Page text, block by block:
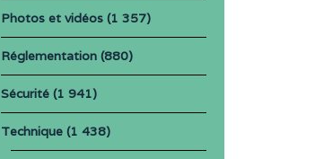
Photos et vidéos(1 357)
Réglementation(880)
Sécurité(1 941)
Technique(1 438)